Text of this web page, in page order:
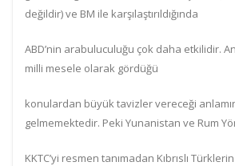
değildir) ve BM ile karşılaştırıldığında
ABD’nin arabuluculuğu çok daha etkilidir.
milli mesele olarak gördüğü
konulardan büyük tavizler vereceği
gelmemektedir. Peki Yunanistan ve Rum
KKTC’yi resmen tanımadan Kıbrıslı